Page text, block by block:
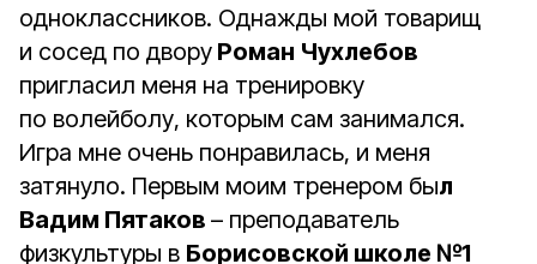
одноклассников. Однажды мой товарищ
и сосед по двору Роман Чухлебов
пригласил меня на тренировку
по волейболу, которым сам занимался.
Игра мне очень понравилась, и меня
затянуло. Первым моим тренером был
Вадим Пятаков – преподаватель
физкультуры в Борисовской школе №1